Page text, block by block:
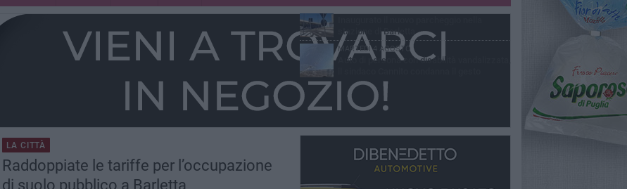
LA CITTÀ
Raddoppiate le tariffe per l’occupazione
di suolo pubblico a Barletta
VENERDÌ 31 LUGLIO
stazione di Barletta
MARTEDÌ 4 AGOSTO
Auto di persona con disabilità vandalizzata,